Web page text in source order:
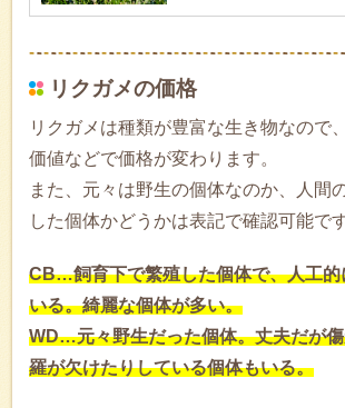
リクガメの価格
リクガメは種類が豊富な生き物なので
価値などで価格が変わります。
また、元々は野生の個体なのか、人間
した個体かどうかは表記で確認可能です
CB…飼育下で繁殖した個体で、人工的
いる。綺麗な個体が多い。
WD…元々野生だった個体。丈夫だが
羅が欠けたりしている個体もいる。